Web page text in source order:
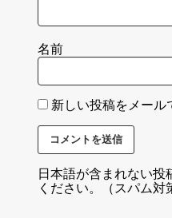
名前
新しい投稿をメール
日本語が含まれない
ください。（スパム対